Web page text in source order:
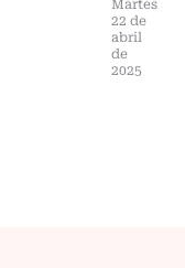
22 de
abril
de
2025